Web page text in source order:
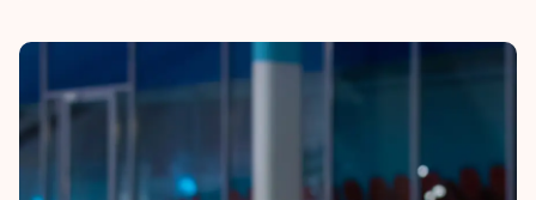
Waar kan ik schaatsen en skaten?
Evenementen
Tickets
Livestreams
Word schaatsfan!
Olympische Spelen
Olympische Spelen
Medaille overzicht
Medaillespiegel